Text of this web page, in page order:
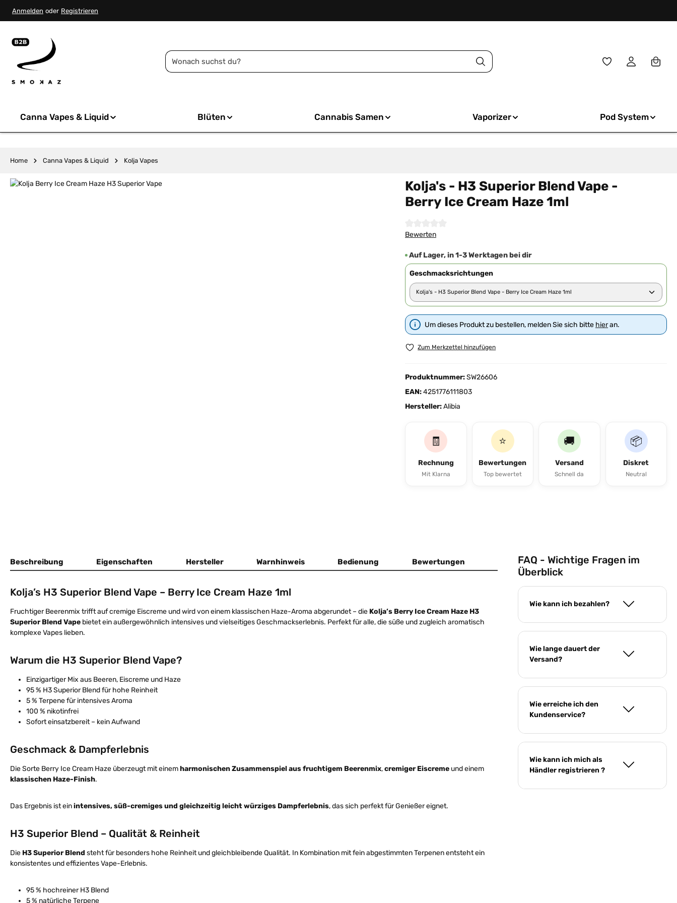
Zur Hauptnavigation springen
Anmelden oder Registrieren
Du hast 0
Canna Vapes & Liquid Blüten Cannabis Samen Vaporizer Pod System
Home Canna Vapes & Liquid Kolja Vapes
Bildergalerie überspringen
Kolja's - H3 Superior Blend Vape -
Berry Ice Cream Haze 1ml
Durchschnittliche Bewertung von 0 von 5 Sternen
Bewerten
Auf Lager, in 1-3 Werktagen bei dir
Geschmacksrichtungen
Um dieses Produkt zu bestellen, melden Sie sich bitte hieran.
Zum Merkzettel hinzufügen
Produktnummer:SW26606
EAN:4251776111803
Hersteller:Alibia
🧾
Rechnung
Mit Klarna
⭐
Bewertungen
Top bewertet
🚚
Versand
Schnell da
📦
Diskret
Neutral
Beschreibung Eigenschaften Hersteller Warnhinweis Bedienung Bewertungen
Kolja’s H3 Superior Blend Vape – Berry Ice Cream Haze 1ml
Fruchtiger Beerenmix trifft auf cremige Eiscreme und wird von einem klassischen Haze-Aroma abgerundet – die Kolja’s Berry Ice Cream Haze H3
Superior Blend Vape bietet ein außergewöhnlich intensives und vielseitiges Geschmackserlebnis. Perfekt für alle, die süße und zugleich aromatisch
komplexe Vapes lieben.
Warum die H3 Superior Blend Vape?
Einzigartiger Mix aus Beeren, Eiscreme und Haze
95 % H3 Superior Blend für hohe Reinheit
5 % Terpene für intensives Aroma
100 % nikotinfrei
Sofort einsatzbereit – kein Aufwand
Geschmack & Dampferlebnis
Die Sorte Berry Ice Cream Haze überzeugt mit einemharmonischen Zusammenspiel aus fruchtigem Beerenmix,cremiger Eiscreme und einem
klassischen Haze-Finish.
Das Ergebnis ist einintensives, süß-cremiges und gleichzeitig leicht würziges Dampferlebnis, das sich perfekt für Genießer eignet.
H3 Superior Blend – Qualität & Reinheit
Die H3 Superior Blend steht für besonders hohe Reinheit und gleichbleibende Qualität. In Kombination mit fein abgestimmten Terpenen entsteht ein
konsistentes und effizientes Vape-Erlebnis.
95 % hochreiner H3 Blend
5 % natürliche Terpene
FAQ - Wichtige Fragen im
Überblick
Wie kann ich bezahlen?
Wie lange dauert der
Versand?
Wie erreiche ich den
Kundenservice?
Wie kann ich mich als
Händler registrieren ?